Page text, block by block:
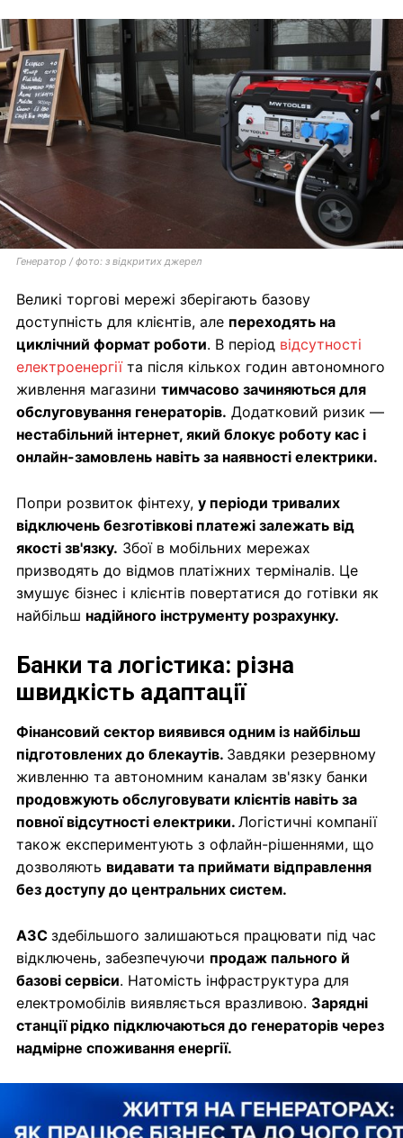
Генератор / фото: з відкритих джерел
Великі торгові мережі зберігають базову
доступність для клієнтів, але переходять на
циклічний формат роботи. В період відсутності
електроенергіїта після кількох годин автономного
живлення магазини тимчасово зачиняються для
обслуговування генераторів. Додатковий ризик —
нестабільний інтернет, який блокує роботу кас і
онлайн-замовлень навіть за наявності електрики.
Попри розвиток фінтеху, у періоди тривалих
відключень безготівкові платежі залежать від
якості зв'язку. Збої в мобільних мережах
призводять до відмов платіжних терміналів. Це
змушує бізнес і клієнтів повертатися до готівки як
найбільш надійного інструменту розрахунку.
Банки та логістика: різна
швидкість адаптації
Фінансовий сектор виявився одним із найбільш
підготовлених до блекаутів. Завдяки резервному
живленню та автономним каналам зв'язку банки
продовжують обслуговувати клієнтів навіть за
повної відсутності електрики. Логістичні компанії
також експериментують з офлайн-рішеннями, що
дозволяють видавати та приймати відправлення
без доступу до центральних систем.
АЗС здебільшого залишаються працювати під час
відключень, забезпечуючи продаж пального й
базові сервіси. Натомість інфраструктура для
електромобілів виявляється вразливою. Зарядні
станції рідко підключаються до генераторів через
надмірне споживання енергії.